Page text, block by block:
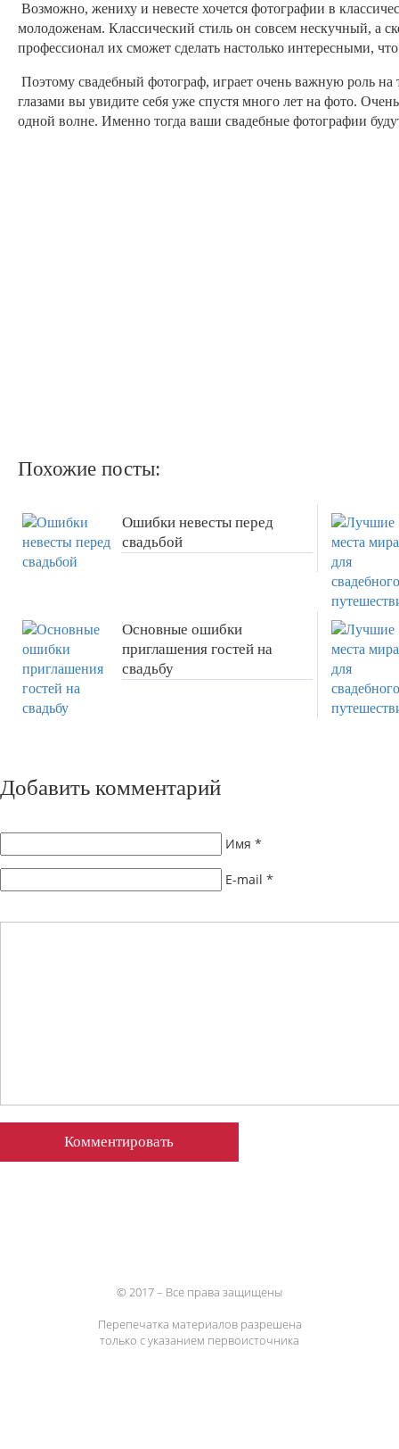
Возможно, жениху и невесте хочется фотографии в
молодоженам. Классический стиль он совсем нескучный, а
профессионал их сможет сделать настолько интересными,
Поэтому свадебный фотограф, играет очень важную роль
глазами вы увидите себя уже спустя много лет на фото.
одной волне. Именно тогда ваши свадебные фотографии
Похожие посты:
Ошибки невесты перед
свадьбой
Основные ошибки
приглашения гостей на
свадьбу
Добавить комментарий
Имя *
E-mail *
© 2017 – Все права защищены
Перепечатка материалов разрешена
только с указанием первоисточника